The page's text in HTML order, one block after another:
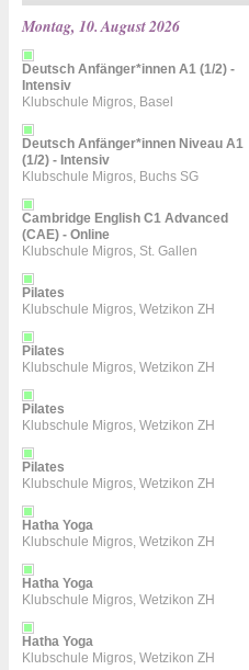
Montag, 10. August 2026
Deutsch Anfänger*innen A1 (1/2) -
Intensiv
Klubschule Migros, Basel
Deutsch Anfänger*innen Niveau A1
(1/2) - Intensiv
Klubschule Migros, Buchs SG
Cambridge English C1 Advanced
(CAE) - Online
Klubschule Migros, St. Gallen
Pilates
Klubschule Migros, Wetzikon ZH
Pilates
Klubschule Migros, Wetzikon ZH
Pilates
Klubschule Migros, Wetzikon ZH
Pilates
Klubschule Migros, Wetzikon ZH
Hatha Yoga
Klubschule Migros, Wetzikon ZH
Hatha Yoga
Klubschule Migros, Wetzikon ZH
Hatha Yoga
Klubschule Migros, Wetzikon ZH
den Tisch. Dadurch arbeiten Sie